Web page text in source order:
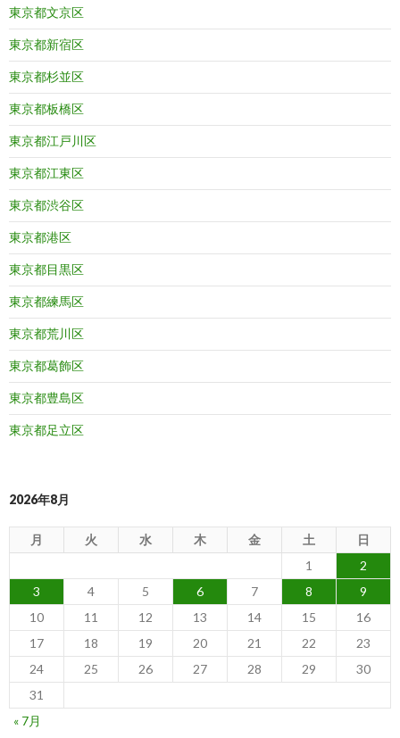
東京都文京区
東京都新宿区
東京都杉並区
東京都板橋区
東京都江戸川区
東京都江東区
東京都渋谷区
東京都港区
東京都目黒区
東京都練馬区
東京都荒川区
東京都葛飾区
東京都豊島区
東京都足立区
2026年8月
月 火 水 木 金 土
日
1
2
3
4 5 6 7 8
9
10
11 12 13 14 15
16
17
18 19 20 21 22
23
24
25 26 27 28 29
30
31
« 7月